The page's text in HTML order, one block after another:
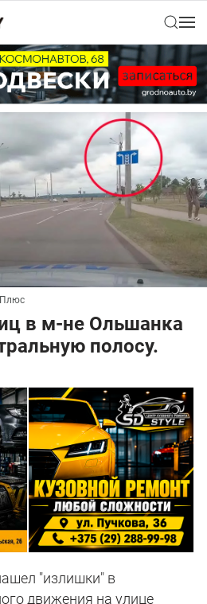
Плюс
в м-не Ольшанка
полосу.
"излишки" в
движения на улице